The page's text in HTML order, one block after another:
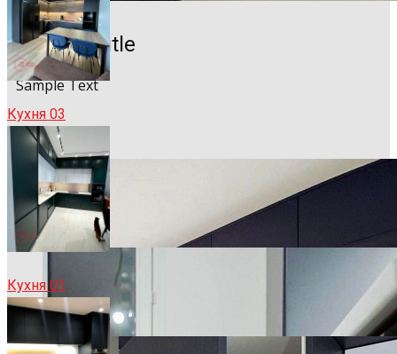
Sample Title
Sample Text
Кухня 03
Кухня 01